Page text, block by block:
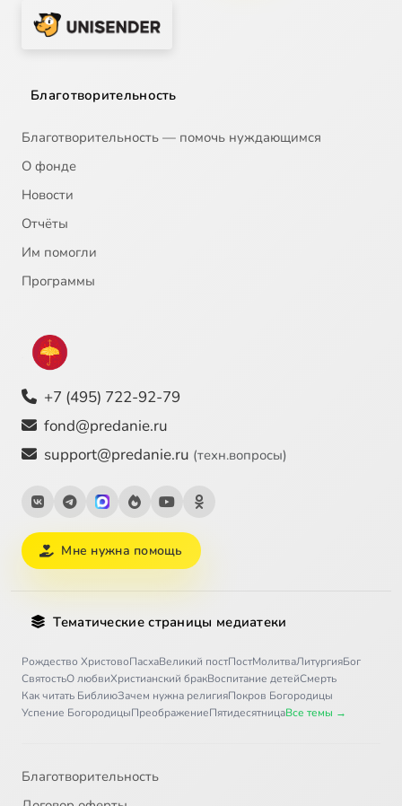
Благотворительность
Благотворительность — помочь нуждающимся
О фонде
Новости
Отчёты
Им помогли
Программы
+7 (495) 722-92-79
fond@predanie.ru
support@predanie.ru (техн.вопросы)
Мне нужна помощь
Тематические страницы медиатеки
Рождество ХристовоПасхаВеликий постПостМолитваЛитургияБог
СвятостьО любвиХристианский бракВоспитание детейСмерть
Как читать БиблиюЗачем нужна религияПокров Богородицы
Успение БогородицыПреображениеПятидесятницаВсе темы →
Благотворительность